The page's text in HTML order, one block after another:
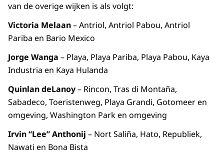
van de overige wijken is als volgt:
Victoria Melaan– Antriol, Antriol Pabou, Antriol
Pariba en Bario Mexico
Jorge Wanga – Playa, Playa Pariba, Playa Pabou, Kaya
Industria en Kaya Hulanda
Quinlan deLanoy– Rincon, Tras di Montaña,
Sabadeco, Toeristenweg, Playa Grandi, Gotomeer en
omgeving, Washington Park en omgeving
Irvin “Lee” Anthonij – Nort Saliña, Hato, Republiek,
Nawati en Bona Bista